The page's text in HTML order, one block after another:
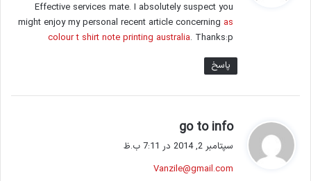
:
Effective services mate. I absolutely suspect you
might enjoy my personal recent article concerning as
colour t shirt note printing australia. Thanks:p
پاسخ
go to info
ف
:
سپتامبر 2, 2014 در 7:11 ب.ظ
Vanzile@gmail.com